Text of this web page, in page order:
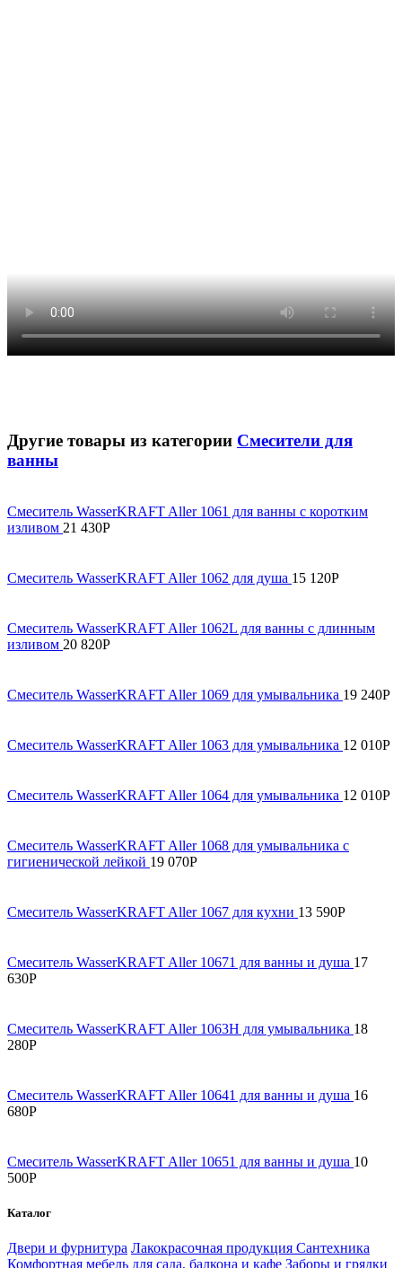
Другие товары из категории Смесители для
ванны
Смеситель WasserKRAFT Aller 1061 для ванны с коротким
изливом 21 430Р
Смеситель WasserKRAFT Aller 1062 для душа 15 120Р
Смеситель WasserKRAFT Aller 1062L для ванны с длинным
изливом 20 820Р
Смеситель WasserKRAFT Aller 1069 для умывальника 19 240Р
Смеситель WasserKRAFT Aller 1063 для умывальника 12 010Р
Смеситель WasserKRAFT Aller 1064 для умывальника 12 010Р
Смеситель WasserKRAFT Aller 1068 для умывальника с
гигиенической лейкой 19 070Р
Смеситель WasserKRAFT Aller 1067 для кухни 13 590Р
Смеситель WasserKRAFT Aller 10671 для ванны и душа 17
630Р
Смеситель WasserKRAFT Aller 1063H для умывальника 18
280Р
Смеситель WasserKRAFT Aller 10641 для ванны и душа 16
680Р
Смеситель WasserKRAFT Aller 10651 для ванны и душа 10
500Р
Каталог
Двери и фурнитура Лакокрасочная продукция Сантехника
Комфортная мебель для сада, балкона и кафе Заборы и грядки